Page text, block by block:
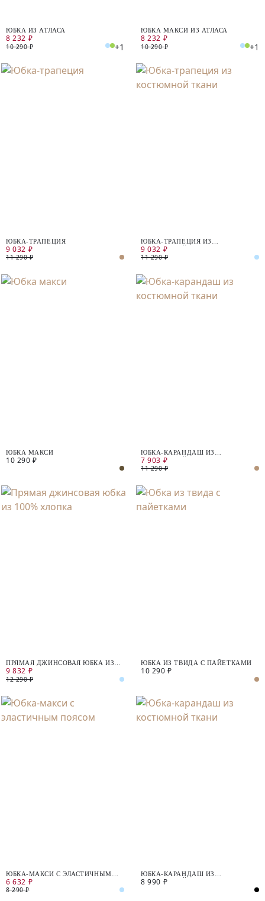
ЮБКА ИЗ АТЛАСА
8 232 ₽
10 290 ₽ +1
ЮБКА МАКСИ ИЗ АТЛАСА
8 232 ₽
10 290 ₽ +1
ЮБКА-ТРАПЕЦИЯ
9 032 ₽
11 290 ₽
ЮБКА-ТРАПЕЦИЯ ИЗ
КОСТЮМНОЙ ТКАНИ
9 032 ₽
11 290 ₽
ЮБКА МАКСИ
10 290 ₽
ЮБКА-КАРАНДАШ ИЗ
КОСТЮМНОЙ ТКАНИ
7 903 ₽
11 290 ₽
ПРЯМАЯ ДЖИНСОВАЯ ЮБКА ИЗ
100% ХЛОПКА
9 832 ₽
12 290 ₽
ЮБКА ИЗ ТВИДА С ПАЙЕТКАМИ
10 290 ₽
ЮБКА-МАКСИ С ЭЛАСТИЧНЫМ
ПОЯСОМ
6 632 ₽
8 290 ₽
ЮБКА-КАРАНДАШ ИЗ
КОСТЮМНОЙ ТКАНИ
8 990 ₽